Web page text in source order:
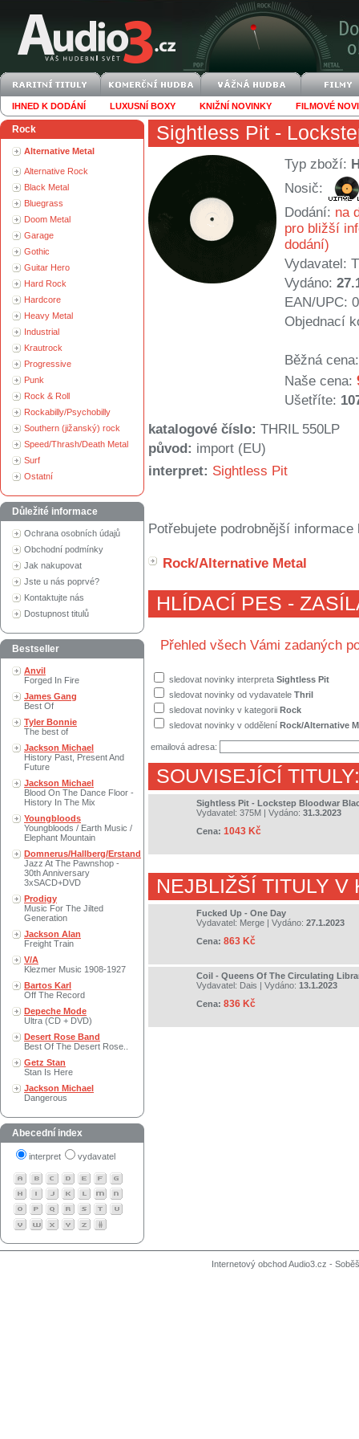
IHNED K DODÁNÍ LUXUSNÍ BOXY KNIŽNÍ NOVINKY FILMOVÉ
Rock
Alternative Metal
Alternative Rock
Black Metal
Bluegrass
Doom Metal
Garage
Gothic
Guitar Hero
Hard Rock
Hardcore
Heavy Metal
Industrial
Krautrock
Progressive
Punk
Rock & Roll
Rockabilly/Psychobilly
Southern (jižanský) rock
Speed/Thrash/Death Metal
Surf
Ostatní
Důležité informace
Ochrana osobních údajů
Obchodní podmínky
Jak nakupovat
Jste u nás poprvé?
Kontaktujte nás
Dostupnost titulů
Bestseller
Anvil
Forged In Fire
James Gang
Best Of
Tyler Bonnie
The best of
Jackson Michael
History Past, Present And
Future
Jackson Michael
Blood On The Dance Floor -
History In The Mix
Youngbloods
Youngbloods / Earth Music /
Elephant Mountain
Domnerus/Hallberg/Erstand
Jazz At The Pawnshop -
30th Anniversary
3xSACD+DVD
Prodigy
Music For The Jilted
Generation
Jackson Alan
Freight Train
V/A
Klezmer Music 1908-1927
Bartos Karl
Off The Record
Depeche Mode
Ultra (CD + DVD)
Desert Rose Band
Best Of The Desert Rose..
Getz Stan
Stan Is Here
Jackson Michael
Dangerous
Abecední index
interpret vydavatel
Sightless Pit -
Typ zboží:
Nosič:
Dodání: na
pro bližší
dodání)
Vydavatel:
Vydáno:
EAN/UPC:
Objednací
Běžná cena:
Naše cena:
Ušetříte:
katalogové číslo: THRIL 550LP
původ: import (EU)
interpret: Sightless Pit
Potřebujete podrobnější
Rock/Alternative Metal
HLÍDACÍ PES -
Přehled všech Vámi zadaných
sledovat novinky interpreta Sightless Pit
sledovat novinky od vydavatele Thril
sledovat novinky v kategorii Rock
sledovat novinky v oddělení Rock/Alternative
emailová adresa:
SOUVISEJÍCÍ TITULY:
Sightless Pit - Lockstep Bloodwar
Vydavatel: 375M | Vydáno: 31.3.2023
Cena: 1043 Kč
NEJBLIŽŠÍ TITULY V
Fucked Up - One Day
Vydavatel: Merge | Vydáno: 27.1.2023
Cena: 863 Kč
Coil - Queens Of The Circulating
Vydavatel: Dais | Vydáno: 13.1.2023
Cena: 836 Kč
Internetový obchod Audio3.cz -